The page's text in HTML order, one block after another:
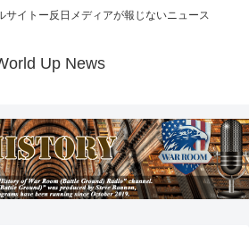
サイトー反日メディアが報じないニュース
Up News